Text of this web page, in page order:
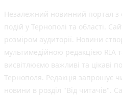
Незалежний новинний портал з
подій у Тернополі та області.
розміром аудиторії. Новини
мультимедійною редакцією RIA
висвітлюємо важливі та цікаві
Тернополя. Редакція запрошує
новини в розділ "Від читачів".